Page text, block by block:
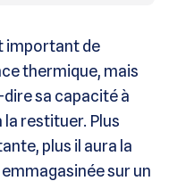
important de
thermique, mais
sa capacité à
la restituer. Plus
plus il aura la
sur un